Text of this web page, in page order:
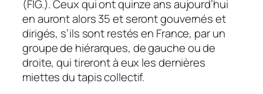
(FIG.). Ceux qui ont quinze ans aujourd’hui
en auront alors 35 et seront gouvernés et
dirigés, s’ils sont restés en France, par un
groupe de hiérarques, de gauche ou de
droite, qui tireront à eux les dernières
miettes du tapis collectif.